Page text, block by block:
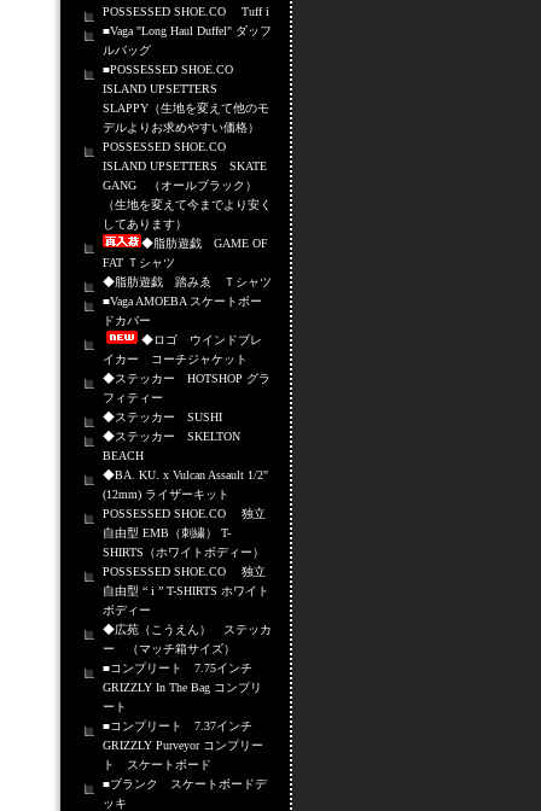
POSSESSED SHOE.CO Tuff i
■Vaga "Long Haul Duffel" ダッフ
ルバッグ
■POSSESSED SHOE.CO
ISLAND UPSETTERS
SLAPPY（生地を変えて他のモ
デルよりお求めやすい価格）
POSSESSED SHOE.CO
ISLAND UPSETTERS SKATE
GANG （オールブラック）
（生地を変えて今までより安く
してあります）
◆脂肪遊戯 GAME OF
FAT Ｔシャツ
◆脂肪遊戯 踏みゑ Ｔシャツ
■Vaga AMOEBA スケートボー
ドカバー
◆ロゴ ウインドブレ
イカー コーチジャケット
◆ステッカー HOTSHOP グラ
フィティー
◆ステッカー SUSHI
◆ステッカー SKELTON
BEACH
◆BA. KU. x Vulcan Assault 1/2"
(12mm) ライザーキット
POSSESSED SHOE.CO 独立
自由型 EMB（刺繍） T-
SHIRTS（ホワイトボディー）
POSSESSED SHOE.CO 独立
自由型 “ i ” T-SHIRTS ホワイト
ボディー
◆広苑（こうえん） ステッカ
ー （マッチ箱サイズ）
■コンプリート 7.75インチ
GRIZZLY In The Bag コンプリ
ート
■コンプリート 7.37インチ
GRIZZLY Purveyor コンプリー
ト スケートボード
■ブランク スケートボードデ
ッキ